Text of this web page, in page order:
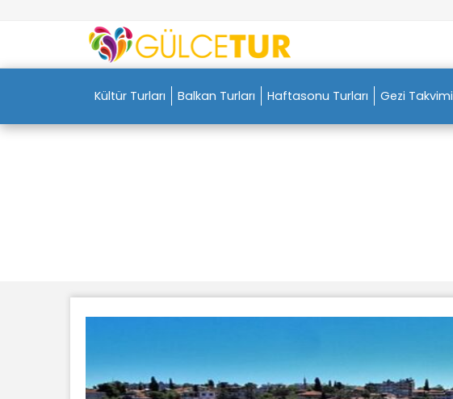
Kültür Turları Balkan Turları Haftasonu Turları Gezi Takvimi